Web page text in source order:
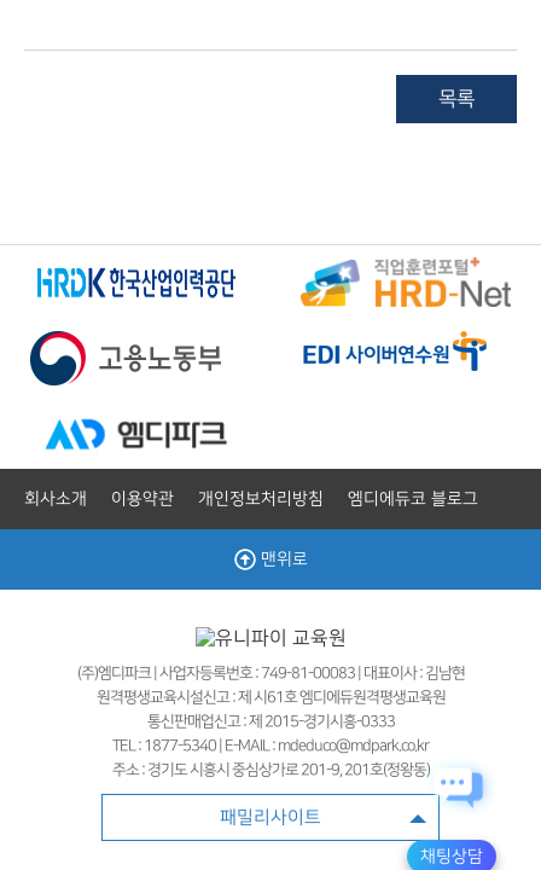
채팅상담
목록
회사소개 이용약관 개인정보처리방침 엠디에듀코 블로그
맨위로
(주)엠디파크 | 사업자등록번호 : 749-81-00083 | 대표이사 : 김남현
원격평생교육시설신고 : 제 시61호 엠디에듀원격평생교육원
통신판매업신고 : 제 2015-경기시흥-0333
TEL : 1877-5340 | E-MAIL : mdeduco@mdpark.co.kr
주소 : 경기도 시흥시 중심상가로 201-9, 201호(정왕동)
패밀리사이트